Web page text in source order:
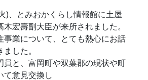
)、とみおかくらし情報館に土屋
宏壽副大臣が来所されました。
事業について、とても熱心にお話
した。
員と、富岡町や双葉郡の現状や町
て意見交換し